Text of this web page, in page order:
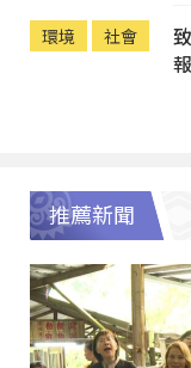
環境 社會
推薦新聞